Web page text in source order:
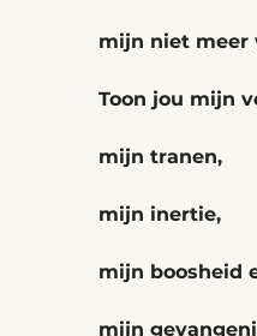
mijn niet meer
Toon jou mijn
mijn tranen,
mijn inertie,
mijn boosheid
mijn